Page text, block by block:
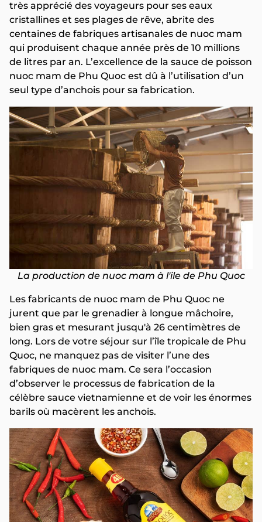
très apprécié des voyageurs pour ses eaux
cristallines et ses plages de rêve, abrite des
centaines de fabriques artisanales de nuoc mam
qui produisent chaque année près de 10 millions
de litres par an. L’excellence de la sauce de poisson
nuoc mam de Phu Quoc est dû à l’utilisation d’un
seul type d’anchois pour sa fabrication.
La production de nuoc mam à l'ile de Phu Quoc
Les fabricants de nuoc mam de Phu Quoc ne
jurent que par le grenadier à longue mâchoire,
bien gras et mesurant jusqu'à 26 centimètres de
long. Lors de votre séjour sur l’île tropicale de Phu
Quoc, ne manquez pas de visiter l’une des
fabriques de nuoc mam. Ce sera l’occasion
d’observer le processus de fabrication de la
célèbre sauce vietnamienne et de voir les énormes
barils où macèrent les anchois.